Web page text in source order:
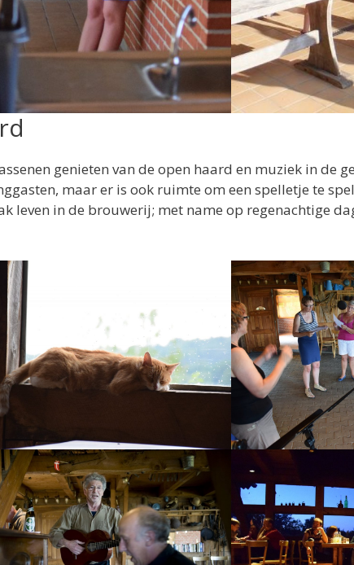
genieten van de open haard en muziek in de
maar er is ook ruimte om een spelletje te
leven in de brouwerij; met name op regenachtige